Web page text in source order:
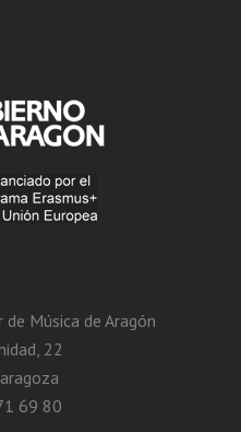
Música de Aragón
22
69 80